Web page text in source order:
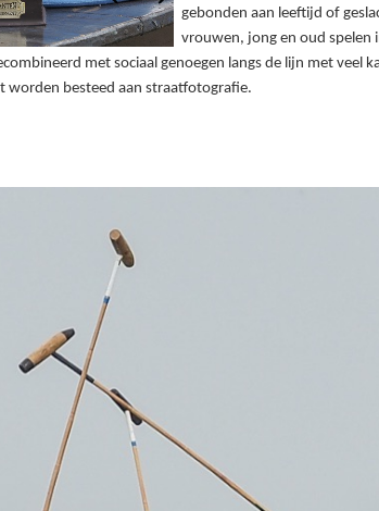
gebonden aan leeftijd of
vrouwen, jong en oud spelen
met sociaal genoegen langs de lijn met veel
worden besteed aan straatfotografie.